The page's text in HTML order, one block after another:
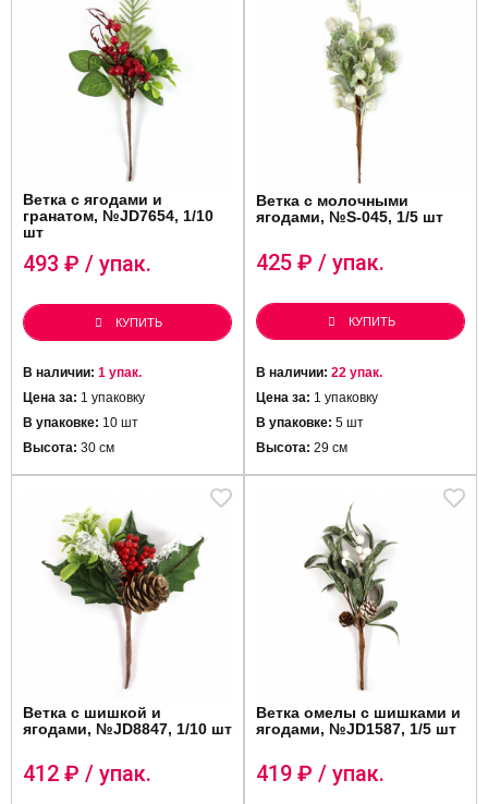
Ветка с ягодами и
гранатом, №JD7654, 1/10
шт
493 ₽ / упак.
КУПИТЬ
В наличии: 1 упак.
Цена за: 1 упаковку
В упаковке: 10 шт
Высота: 30 см
Ветка с молочными
ягодами, №S-045, 1/5 шт
425 ₽ / упак.
КУПИТЬ
В наличии: 22 упак.
Цена за: 1 упаковку
В упаковке: 5 шт
Высота: 29 см
Ветка с шишкой и
ягодами, №JD8847, 1/10 шт
412 ₽ / упак.
Ветка омелы с шишками и
ягодами, №JD1587, 1/5 шт
419 ₽ / упак.